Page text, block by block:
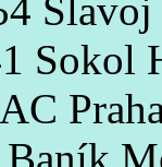
Sokol